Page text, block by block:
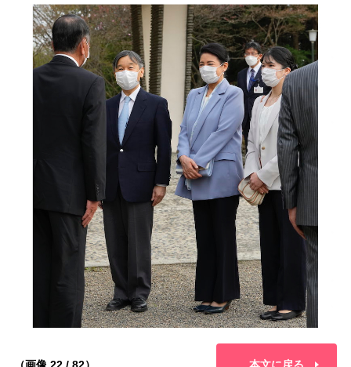
（画像 22 / 82） 本文に戻る